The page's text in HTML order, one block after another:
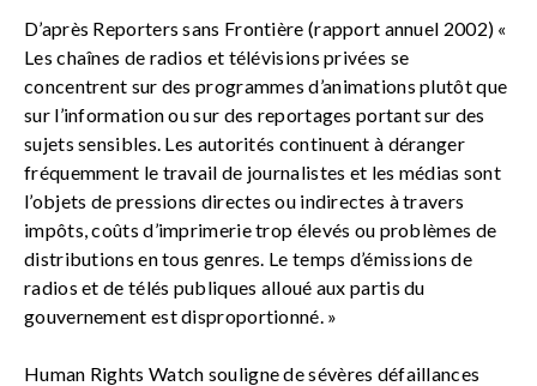
D’après Reporters sans Frontière (rapport annuel 2002) «
Les chaînes de radios et télévisions privées se
concentrent sur des programmes d’animations plutôt que
sur l’information ou sur des reportages portant sur des
sujets sensibles. Les autorités continuent à déranger
fréquemment le travail de journalistes et les médias sont
l’objets de pressions directes ou indirectes à travers
impôts, coûts d’imprimerie trop élevés ou problèmes de
distributions en tous genres. Le temps d’émissions de
radios et de télés publiques alloué aux partis du
gouvernement est disproportionné. »
Human Rights Watch souligne de sévères défaillances